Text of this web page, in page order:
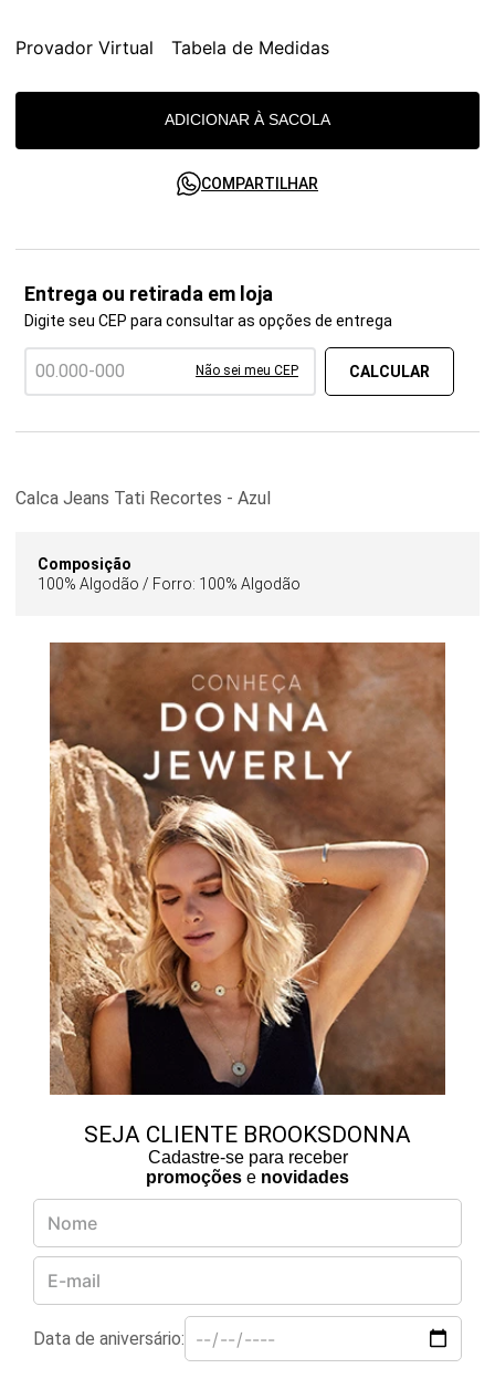
Provador Virtual Tabela de Medidas
ADICIONAR À SACOLA
COMPARTILHAR
Entrega ou retirada em loja
Digite seu CEP para consultar as opções de entrega
Não sei meu CEP
Calca Jeans Tati Recortes - Azul
Composição
100% Algodão / Forro: 100% Algodão
SEJA CLIENTE BROOKSDONNA
Cadastre-se para receber
promoções e novidades
Data de aniversário: